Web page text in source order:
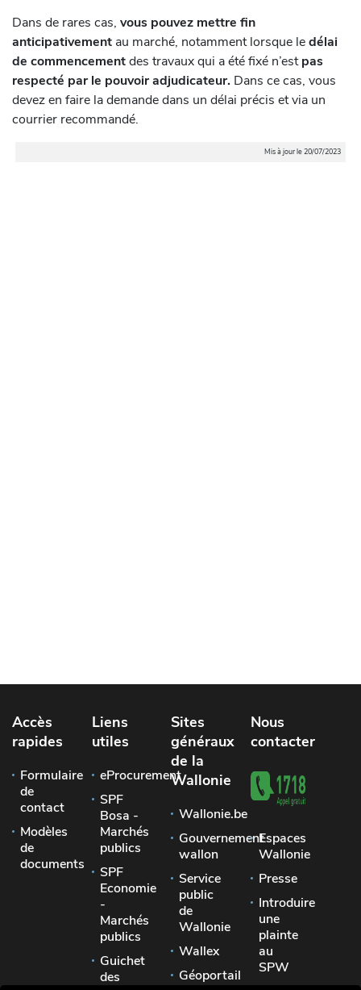
Dans de rares cas, vous pouvez mettre fin
anticipativement au marché, notamment lorsque ledélai
de commencementdes travaux qui a été fixé n’estpas
respecté par le pouvoir adjudicateur. Dans ce cas, vous
devez en faire la demande dans un délai précis et via un
courrier recommandé.
Mis à jour le 20/07/2023
Accès
rapides
Formulaire
de
contact
Modèles
de
documents
Liens
utiles
eProcurement
SPF
Bosa -
Marchés
publics
SPF
Economie
-
Marchés
publics
Guichet
des
Sites
généraux
de la
Wallonie
Wallonie.be
Gouvernement
wallon
Service
public
de
Wallonie
Wallex
Géoportail
Nous
contacter
Espaces
Wallonie
Presse
Introduire
une
plainte
au
SPW